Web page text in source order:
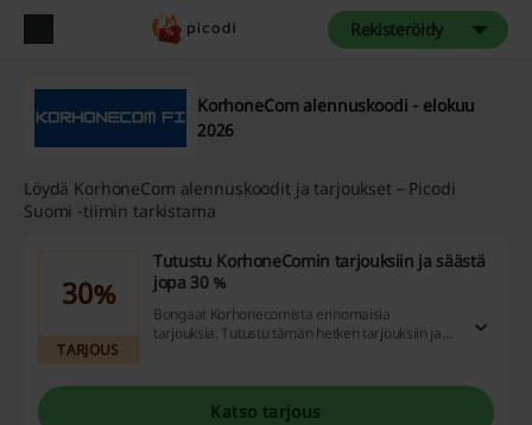
Rekisteröidy
KorhoneCom alennuskoodi - elokuu
2026
Löydä KorhoneCom alennuskoodit ja tarjoukset – Picodi
Suomi -tiimin tarkistama
30%
TARJOUS
Tutustu KorhoneComin tarjouksiin ja säästä
jopa 30 %
Bongaat Korhonecomista erinomaisia
tarjouksia. Tutustu tämän hetken tarjouksiin ja
Katso tarjous